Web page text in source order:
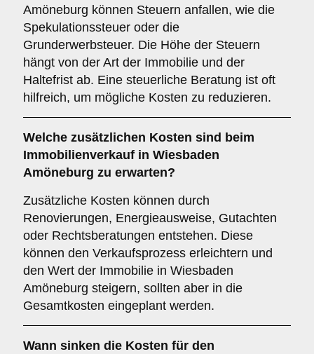
Amöneburg können Steuern anfallen, wie die
Spekulationssteuer oder die
Grunderwerbsteuer. Die Höhe der Steuern
hängt von der Art der Immobilie und der
Haltefrist ab. Eine steuerliche Beratung ist oft
hilfreich, um mögliche Kosten zu reduzieren.
Welche zusätzlichen Kosten sind beim
Immobilienverkauf in Wiesbaden
Amöneburg zu erwarten?
Zusätzliche Kosten können durch
Renovierungen, Energieausweise, Gutachten
oder Rechtsberatungen entstehen. Diese
können den Verkaufsprozess erleichtern und
den Wert der Immobilie in Wiesbaden
Amöneburg steigern, sollten aber in die
Gesamtkosten eingeplant werden.
Wann sinken die Kosten für den